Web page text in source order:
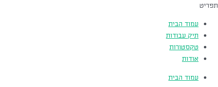
תפריט
עמוד הבית
תיק עבודות
טקסטורות
אודות
עמוד הבית